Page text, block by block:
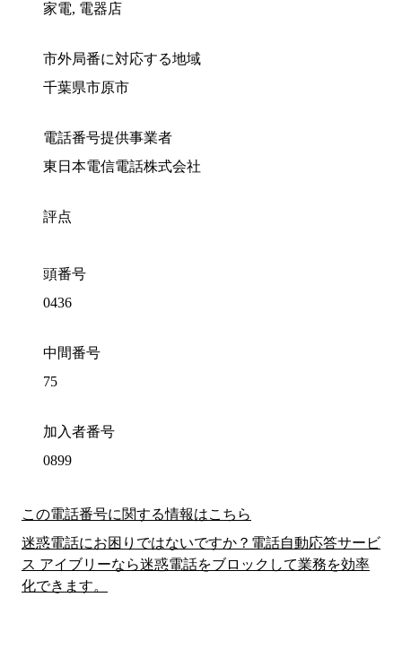
家電, 電器店
市外局番に対応する地域
千葉県市原市
電話番号提供事業者
東日本電信電話株式会社
評点
頭番号
0436
中間番号
75
加入者番号
0899
この電話番号に関する情報はこちら
迷惑電話にお困りではないですか？電話自動応答サービ
ス アイブリーなら迷惑電話をブロックして業務を効率
化できます。